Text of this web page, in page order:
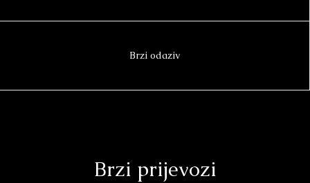
Brzi odaziv
Brzi prijevozi